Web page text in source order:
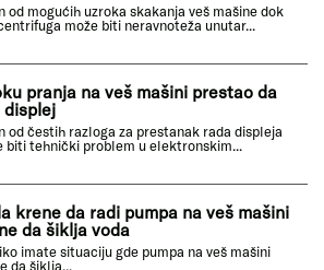
od mogućih uzroka skakanja veš mašine dok
može biti neravnoteža unutar...
pranja na veš mašini prestao da
displej
od čestih razloga za prestanak rada displeja
biti tehnički problem u elektronskim...
krene da radi pumpa na veš mašini
da šiklja voda
imate situaciju gde pumpa na veš mašini
da šiklja...